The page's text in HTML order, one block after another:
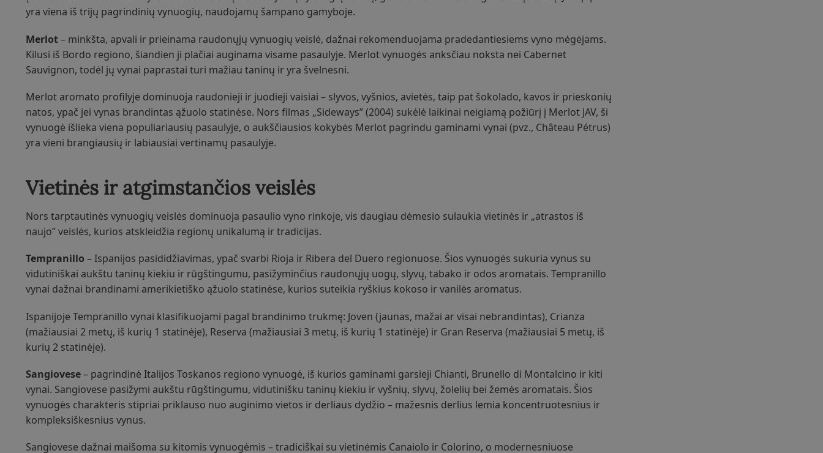
yra viena iš trijų pagrindinių vynuogių, naudojamų šampano gamyboje.
Merlot– minkšta, apvali ir prieinama raudonųjų vynuogių veislė, dažnai rekomenduojama pradedantiesiems vyno mėgėjams.
Kilusi iš Bordo regiono, šiandien ji plačiai auginama visame pasaulyje. Merlot vynuogės anksčiau noksta nei Cabernet
Sauvignon, todėl jų vynai paprastai turi mažiau taninų ir yra švelnesni.
Merlot aromato profilyje dominuoja raudonieji ir juodieji vaisiai – slyvos, vyšnios, avietės, taip pat šokolado, kavos ir prieskonių
natos, ypač jei vynas brandintas ąžuolo statinėse. Nors filmas „Sideways” (2004) sukėlė laikinai neigiamą požiūrį į Merlot JAV, ši
vynuogė išlieka viena populiariausių pasaulyje, o aukščiausios kokybės Merlot pagrindu gaminami vynai (pvz., Château Pétrus)
yra vieni brangiausių ir labiausiai vertinamų pasaulyje.
Vietinės ir atgimstančios veislės
Nors tarptautinės vynuogių veislės dominuoja pasaulio vyno rinkoje, vis daugiau dėmesio sulaukia vietinės ir „atrastos iš
naujo” veislės, kurios atskleidžia regionų unikalumą ir tradicijas.
Tempranillo – Ispanijos pasididžiavimas, ypač svarbi Rioja ir Ribera del Duero regionuose. Šios vynuogės sukuria vynus su
vidutiniškai aukštu taninų kiekiu ir rūgštingumu, pasižyminčius raudonųjų uogų, slyvų, tabako ir odos aromatais. Tempranillo
vynai dažnai brandinami amerikietiško ąžuolo statinėse, kurios suteikia ryškius kokoso ir vanilės aromatus.
Ispanijoje Tempranillo vynai klasifikuojami pagal brandinimo trukmę: Joven (jaunas, mažai ar visai nebrandintas), Crianza
(mažiausiai 2 metų, iš kurių 1 statinėje), Reserva (mažiausiai 3 metų, iš kurių 1 statinėje) ir Gran Reserva (mažiausiai 5 metų, iš
kurių 2 statinėje).
Sangiovese– pagrindinė Italijos Toskanos regiono vynuogė, iš kurios gaminami garsieji Chianti, Brunello di Montalcino ir kiti
vynai. Sangiovese pasižymi aukštu rūgštingumu, vidutinišku taninų kiekiu ir vyšnių, slyvų, žolelių bei žemės aromatais. Šios
vynuogės charakteris stipriai priklauso nuo auginimo vietos ir derliaus dydžio – mažesnis derlius lemia koncentruotesnius ir
kompleksiškesnius vynus.
Sangiovese dažnai maišoma su kitomis vynuogėmis – tradiciškai su vietinėmis Canaiolo ir Colorino, o modernesniuose